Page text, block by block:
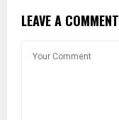
LEAVE A COMMENT